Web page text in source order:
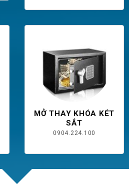
MỞ THAY KHÓA KÉT
SẮT
0904.224.100